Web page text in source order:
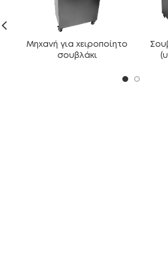
Μηχανή για χειροποίητο
σουβλάκι